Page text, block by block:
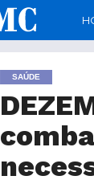
SAÚDE